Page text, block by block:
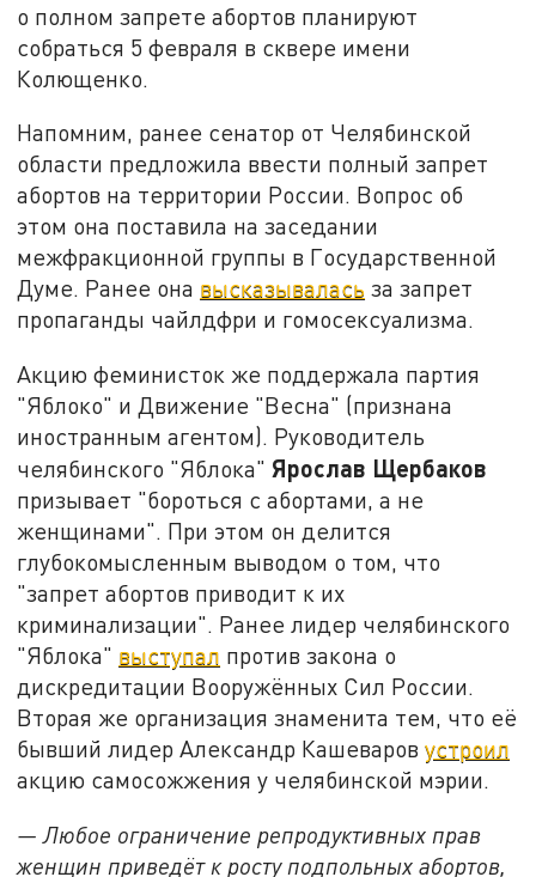
о полном запрете абортов планируют
собраться 5 февраля в сквере имени
Колющенко.
Напомним, ранее сенатор от Челябинской
области предложила ввести полный запрет
абортов на территории России. Вопрос об
этом она поставила на заседании
межфракционной группы в Государственной
Думе. Ранее она высказывалась за запрет
пропаганды чайлдфри и гомосексуализма.
Акцию феминисток же поддержала партия
"Яблоко" и Движение "Весна" (признана
иностранным агентом). Руководитель
челябинского "Яблока" Ярослав Щербаков
призывает "бороться с абортами, а не
женщинами". При этом он делится
глубокомысленным выводом о том, что
"запрет абортов приводит к их
криминализации". Ранее лидер челябинского
"Яблока" выступал против закона о
дискредитации Вооружённых Сил России.
Вторая же организация знаменита тем, что её
бывший лидер Александр Кашеваровустроил
акцию самосожжения у челябинской мэрии.
— Любое ограничение репродуктивных прав
женщин приведёт к росту подпольных абортов,